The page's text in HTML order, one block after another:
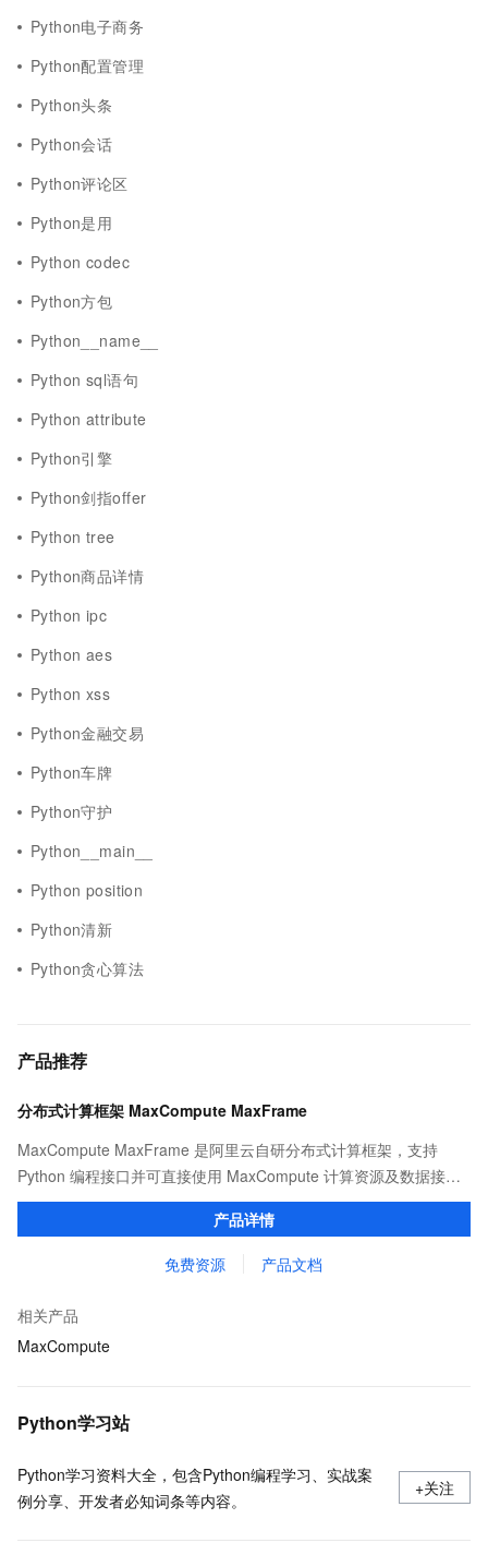
Python电子商务
Python配置管理
Python头条
Python会话
Python评论区
Python是用
Python codec
Python方包
Python__name__
Python sql语句
Python attribute
Python引擎
Python剑指offer
Python tree
Python商品详情
Python ipc
Python aes
Python xss
Python金融交易
Python车牌
Python守护
Python__main__
Python position
Python清新
Python贪心算法
产品推荐
分布式计算框架 MaxCompute MaxFrame
MaxCompute MaxFrame 是阿里云自研分布式计算框架，支持
Python 编程接口并可直接使用 MaxCompute 计算资源及数据接
口，与 MaxCompute Notebook、镜像管理等功能共同构成
MaxCompute 完整 Python 开发生态。
产品详情
免费资源 产品文档
相关产品
MaxCompute
Python学习站
Python学习资料大全，包含Python编程学习、实战案
例分享、开发者必知词条等内容。
+关注